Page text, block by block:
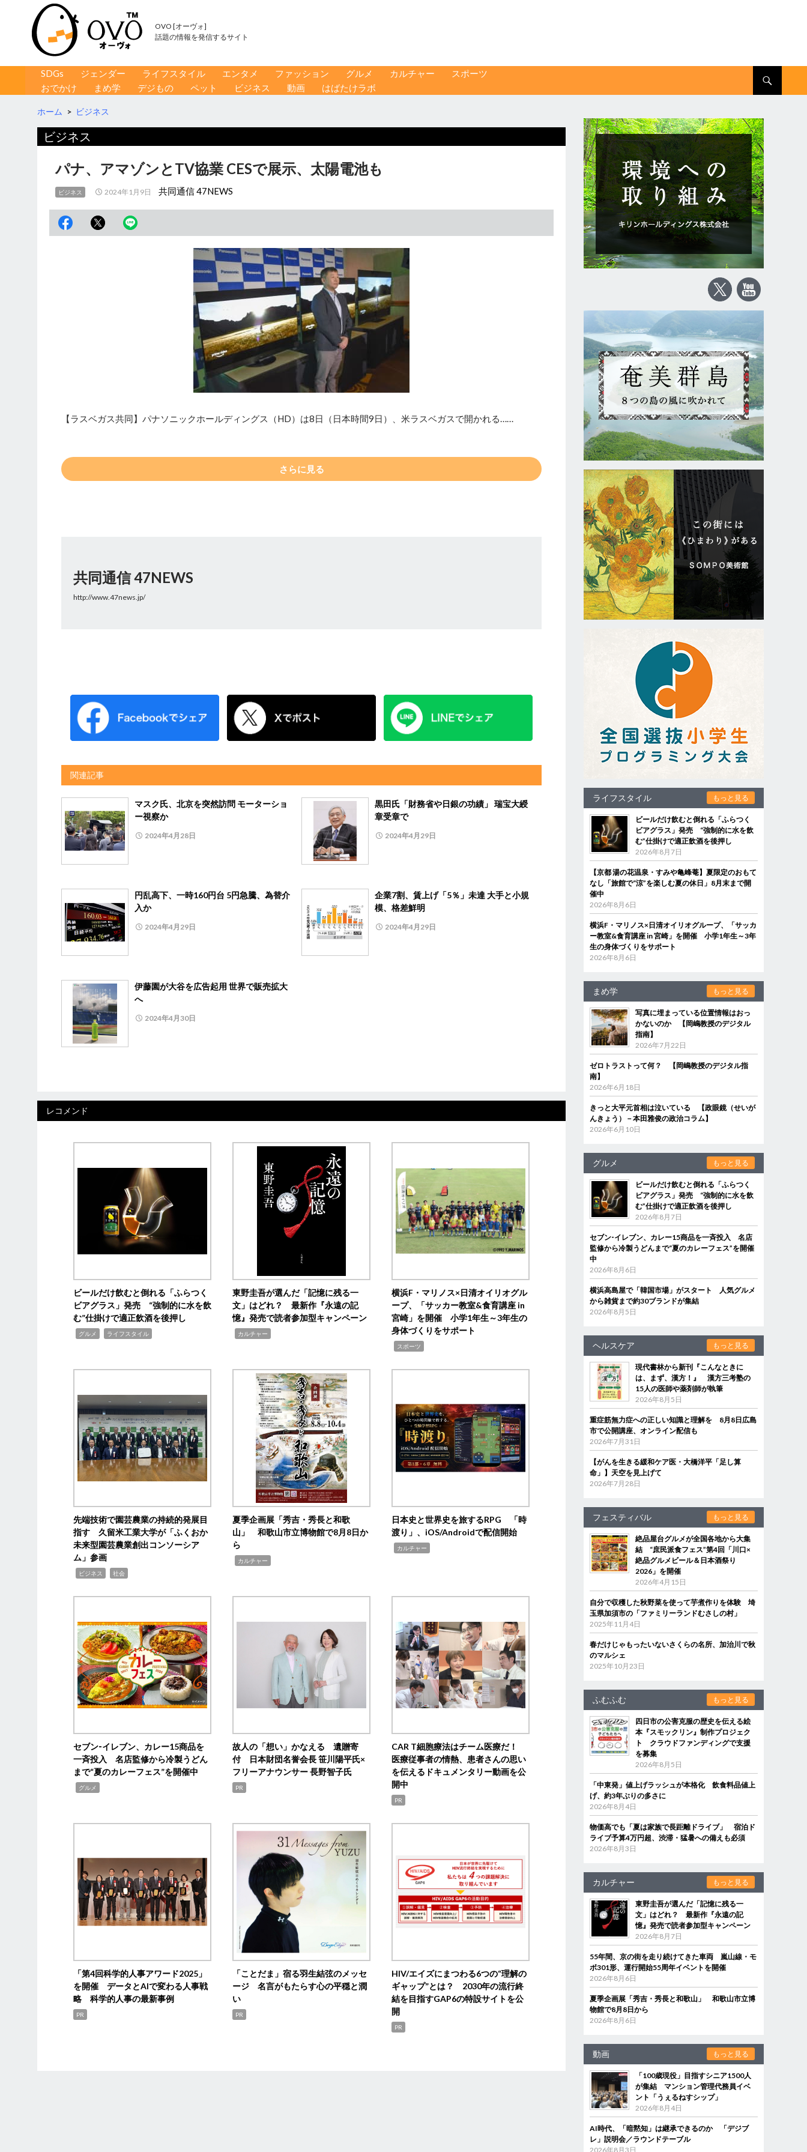
OVO [オーヴォ]
話題の情報を発信するサイト
コンテンツへ移動
SDGs ジェンダー ライフスタイル エンタメ ファッション グルメ カルチャー
スポーツ
おでかけ
まめ学 デジもの ペット ビジネス 動画 はばたけラボ
ホーム > ビジネス
ビジネス
パナ、アマゾンとTV協業 CESで展示、太陽電池も
ビジネス 2024年1月9日 共同通信 47NEWS
【ラスベガス共同】パナソニックホールディングス（HD）は8日（日本時間9日）、米ラスベガスで開かれる……
さらに見る
共同通信 47NEWS
http://www.47news.jp/
関連記事
マスク氏、北京を突然訪問 モーターショ
ー視察か
2024年4月28日
黒田氏「財務省や日銀の功績」 瑞宝大綬
章受章で
2024年4月29日
円乱高下、一時160円台 5円急騰、為替介
入か
2024年4月29日
企業7割、賃上げ「5％」未達 大手と小規
模、格差鮮明
2024年4月29日
伊藤園が大谷を広告起用 世界で販売拡大
へ
2024年4月30日
レコメンド
ビールだけ飲むと倒れる「ふらつく
ビアグラス」発売 “強制的に水を飲
む”仕掛けで適正飲酒を後押し
グルメ ライフスタイル
東野圭吾が選んだ「記憶に残る一
文」はどれ？ 最新作『永遠の記
憶』発売で読者参加型キャンペーン
カルチャー
横浜F・マリノス×日清オイリオグル
ープ、「サッカー教室&食育講座 in
宮崎」を開催 小学1年生～3年生の
身体づくりをサポート
スポーツ
先端技術で園芸農業の持続的発展目
指す 久留米工業大学が「ふくおか
未来型園芸農業創出コンソーシア
ム」参画
ビジネス 社会
夏季企画展「秀吉・秀長と和歌
山」 和歌山市立博物館で8月8日か
ら
カルチャー
日本史と世界史を旅するRPG 「時
渡り」、iOS/Androidで配信開始
カルチャー
セブン‐イレブン、カレー15商品を
一斉投入 名店監修から冷製うどん
まで“夏のカレーフェス”を開催中
グルメ
故人の「想い」かなえる 遺贈寄
付 日本財団名誉会長 笹川陽平氏×
フリーアナウンサー 長野智子氏
PR
CAR T細胞療法はチーム医療だ！
医療従事者の情熱、患者さんの思い
を伝えるドキュメンタリー動画を公
開中
PR
「第4回科学的人事アワード2025」
を開催 データとAIで変わる人事戦
略 科学的人事の最新事例
PR
「ことだま」宿る羽生結弦のメッセ
ージ 名言がもたらす心の平穏と潤
い
PR
HIV/エイズにまつわる6つの“理解の
ギャップ”とは？ 2030年の流行終
結を目指すGAP6の特設サイトを公
開
PR
ライフスタイル もっと見る
ビールだけ飲むと倒れる「ふらつく
ビアグラス」発売 “強制的に水を飲
む”仕掛けで適正飲酒を後押し
2026年8月7日
【京都 湯の花温泉・すみや亀峰菴】夏限定のおもて
なし「旅館で“涼”を楽しむ夏の休日」8月末まで開
催中
2026年8月6日
横浜F・マリノス×日清オイリオグループ、「サッカ
ー教室&食育講座 in 宮崎」を開催 小学1年生～3年
生の身体づくりをサポート
2026年8月6日
まめ学 もっと見る
写真に埋まっている位置情報はおっ
かないのか 【岡嶋教授のデジタル
指南】
2026年7月22日
ゼロトラストって何？ 【岡嶋教授のデジタル指
南】
2026年6月18日
きっと大平元首相は泣いている 【政眼鏡（せいが
んきょう）－本田雅俊の政治コラム】
2026年6月10日
グルメ もっと見る
ビールだけ飲むと倒れる「ふらつく
ビアグラス」発売 “強制的に水を飲
む”仕掛けで適正飲酒を後押し
2026年8月7日
セブン‐イレブン、カレー15商品を一斉投入 名店
監修から冷製うどんまで“夏のカレーフェス”を開催
中
2026年8月6日
横浜高島屋で「韓国市場」がスタート 人気グルメ
から雑貨まで約30ブランドが集結
2026年8月5日
ヘルスケア もっと見る
現代書林から新刊『こんなときに
は、まず、漢方！』 漢方三考塾の
15人の医師や薬剤師が執筆
2026年8月5日
重症筋無力症への正しい知識と理解を 8月8日広島
市で公開講座、オンライン配信も
2026年7月31日
【がんを生きる緩和ケア医・大橋洋平「足し算
命」】天空を見上げて
2026年7月28日
フェスティバル もっと見る
絶品屋台グルメが全国各地から大集
結 “庶民派食フェス”第4回「川口×
絶品グルメビール＆日本酒祭り
2026」を開催
2026年4月15日
自分で収穫した秋野菜を使って芋煮作りを体験 埼
玉県加須市の「ファミリーランドむさしの村」
2025年11月4日
春だけじゃもったいないさくらの名所、加治川で秋
のマルシェ
2025年10月23日
ふむふむ もっと見る
四日市の公害克服の歴史を伝える絵
本『スモックリン』制作プロジェク
ト クラウドファンディングで支援
を募集
2026年8月5日
「中東発」値上げラッシュが本格化 飲食料品値上
げ、約3年ぶりの多さに
2026年8月4日
物価高でも「夏は家族で長距離ドライブ」 宿泊ド
ライブ予算4万円超、渋滞・猛暑への備えも必須
2026年8月3日
カルチャー もっと見る
東野圭吾が選んだ「記憶に残る一
文」はどれ？ 最新作『永遠の記
憶』発売で読者参加型キャンペーン
2026年8月7日
55年間、京の街を走り続けてきた車両 嵐山線・モ
ボ301形、運行開始55周年イベントを開催
2026年8月6日
夏季企画展「秀吉・秀長と和歌山」 和歌山市立博
物館で8月8日から
2026年8月6日
動画 もっと見る
「100歳現役」目指すシニア1500人
が集結 マンション管理代務員イベ
ント「うぇるねすシップ」
2026年8月4日
AI時代、「暗黙知」は継承できるのか 「デジブ
レ」説明会／ラウンドテーブル
2026年8月3日